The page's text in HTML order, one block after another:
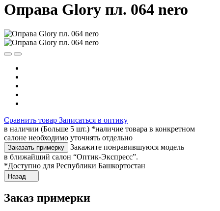
Оправа Glory пл. 064 nero
Сравнить товар Записаться в оптику
в наличии (Больше 5 шт.) *наличие товара в конкретном
салоне необходимо уточнять отдельно
Заказать примерку
Закажите понравившуюся модель
в ближайший салон “Оптик-Экспресс”.
*Доступно для Республики Башкортостан
Назад
Заказ примерки